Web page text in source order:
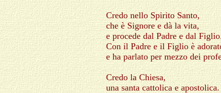
Credo nello Spirito Santo,
che è Signore e dà la vita,
e procede dal Padre e dal
Con il Padre e il Figlio è
e ha parlato per mezzo dei
Credo la Chiesa,
una santa cattolica e apostolica.